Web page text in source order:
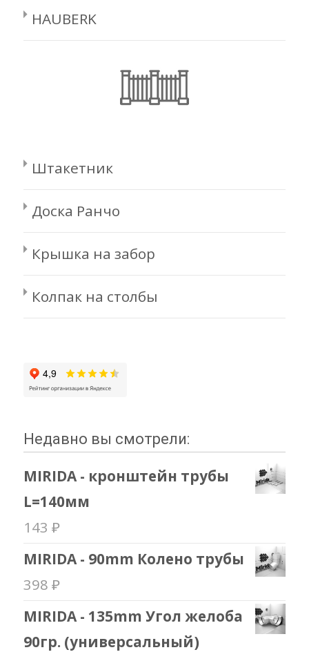
HAUBERK
Штакетник
Доска Ранчо
Крышка на забор
Колпак на столбы
Недавно вы смотрели:
MIRIDA - кронштейн трубы
L=140мм
143 ₽
MIRIDA - 90mm Колено трубы
398 ₽
MIRIDA - 135mm Угол желоба
90гр. (универсальный)